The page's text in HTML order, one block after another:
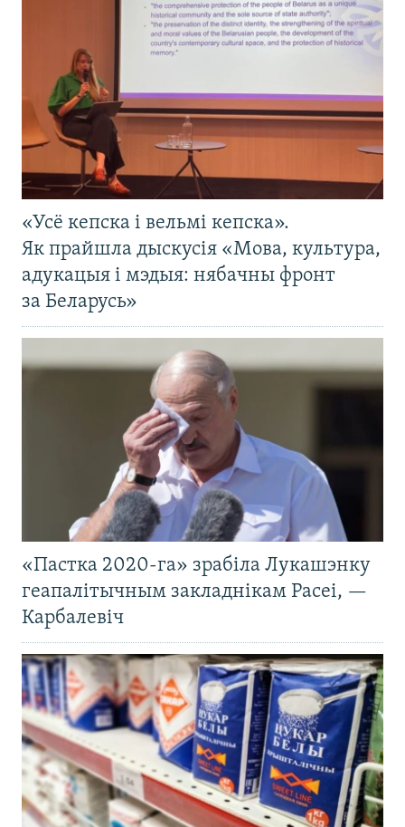
«Усё кепска і вельмі кепска».
Як прайшла дыскусія «Мова, культура,
адукацыя і мэдыя: нябачны фронт
за Беларусь»
«Пастка 2020-га» зрабіла Лукашэнку
геапалітычным закладнікам Расеі, —
Карбалевіч